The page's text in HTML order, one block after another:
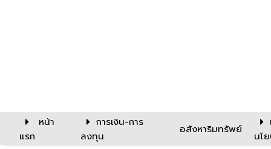
หน้า
แรก
การเงิน-การ
ลงทุน
อสังหาริมทรัพย์
นโ